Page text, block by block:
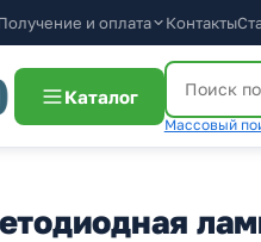
и оплата Контакты
Каталог
Массовый